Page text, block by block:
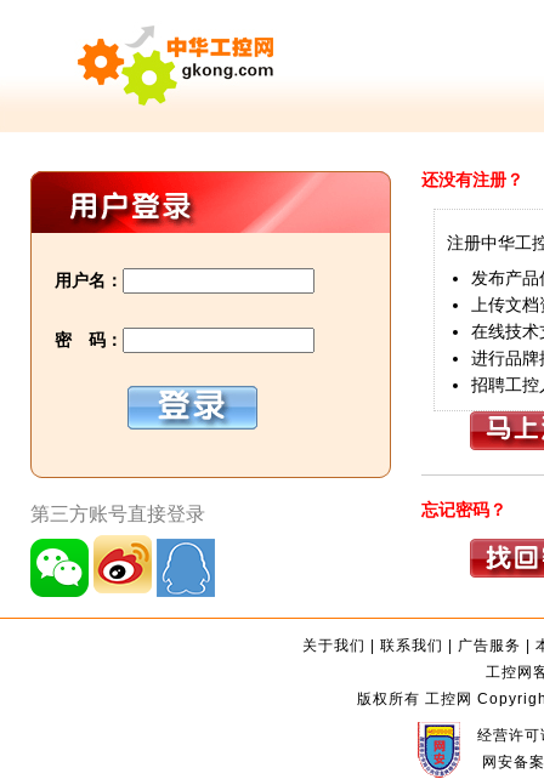
用户名：
密 码：
第三方账号直接登录
还没有注册？
注册中华工
发布产品
上传文档
在线技术
进行品牌
招聘工控
忘记密码？
关于我们 |联系我们 | 广告服务 |
工控网
版权所有 工控网
经营许
网安备